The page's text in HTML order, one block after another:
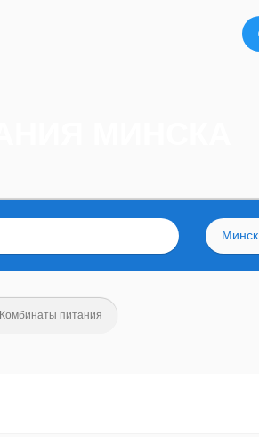
Минск
Комбинаты питания